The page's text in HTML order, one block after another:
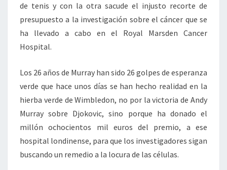
de tenis y con la otra sacude el injusto recorte de
presupuesto a la investigación sobre el cáncer que se
ha llevado a cabo en el Royal Marsden Cancer
Hospital.
Los 26 años de Murray han sido 26 golpes de esperanza
verde que hace unos días se han hecho realidad en la
hierba verde de Wimbledon, no por la victoria de Andy
Murray sobre Djokovic, sino porque ha donado el
millón ochocientos mil euros del premio, a ese
hospital londinense, para que los investigadores sigan
buscando un remedio a la locura de las células.